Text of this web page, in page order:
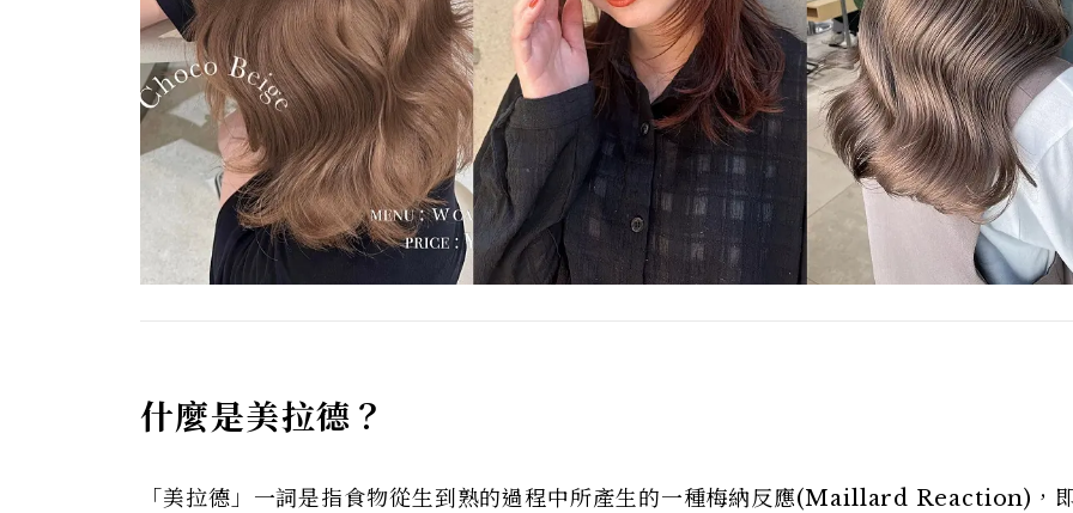
什麼是美拉德？
「美拉德」一詞是指食物從生到熟的過程中所產生的一種梅納反應(Maillard Reaction)，